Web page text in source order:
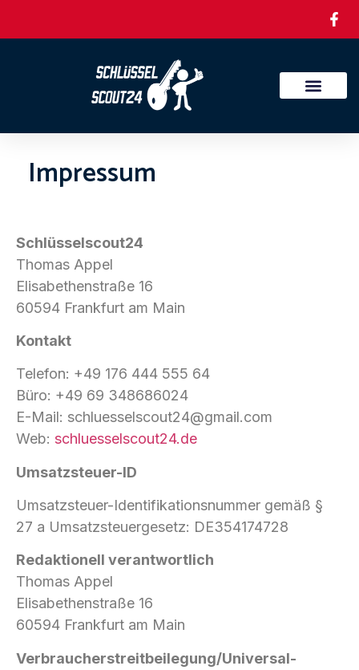
Impressum
Schlüsselscout24
Thomas Appel
Elisabethenstraße 16
60594 Frankfurt am Main
Kontakt
Telefon: +49 176 444 555 64
Büro: +49 69 348686024
E-Mail: schluesselscout24@gmail.com
Web: schluesselscout24.de
Umsatzsteuer-ID
Umsatzsteuer-Identifikationsnummer gemäß §
27 a Umsatzsteuergesetz: DE354174728
Redaktionell verantwortlich
Thomas Appel
Elisabethenstraße 16
60594 Frankfurt am Main
Verbraucher­streit­beilegung/Universal­